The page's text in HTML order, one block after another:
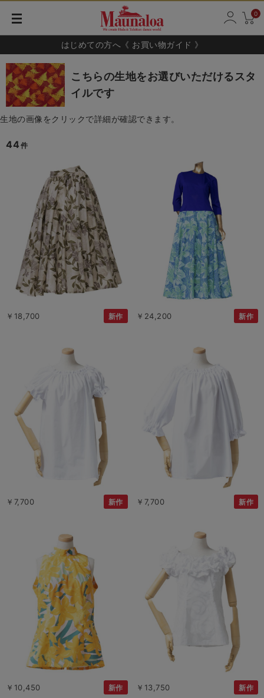
0
はじめての方へ《 お買い物ガイド 》
こちらの生地をお選びいただけるスタ
イルです
生地の画像をクリックで詳細が確認できます。
44 件
￥18,700 新作 ￥24,200 新作
￥7,700 新作 ￥7,700 新作
￥10,450 新作 ￥13,750 新作